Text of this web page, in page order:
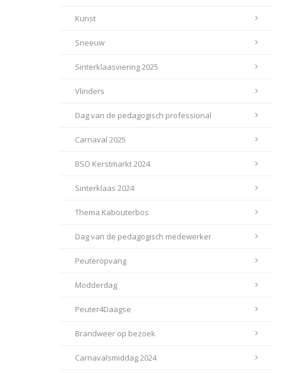
Kunst
Sneeuw
Sinterklaasviering 2025
Vlinders
Dag van de pedagogisch professional
Carnaval 2025
BSO Kerstmarkt 2024
Sinterklaas 2024
Thema Kabouterbos
Dag van de pedagogisch medewerker
Peuteropvang
Modderdag
Peuter4Daagse
Brandweer op bezoek
Carnavalsmiddag 2024